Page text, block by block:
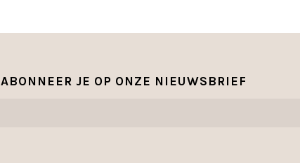
ABONNEER JE OP ONZE NIEUWSBRIEF